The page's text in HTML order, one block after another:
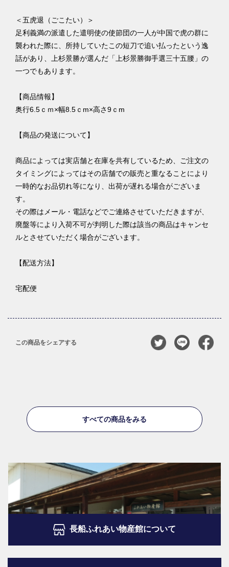
＜五虎退（ごこたい）＞
足利義満の派遣した遣明使の使節団の一人が中国で虎の群に
襲われた際に、所持していたこの短刀で追い払ったという逸
話があり、上杉景勝が選んだ「上杉景勝御手選三十五腰」の
一つでもあります。
【商品情報】
奥行6.5ｃｍ×幅8.5ｃm×高さ9ｃm
【商品の発送について】
商品によっては実店舗と在庫を共有しているため、ご注文の
タイミングによってはその店舗での販売と重なることにより
一時的なお品切れ等になり、出荷が遅れる場合がございま
す。
その際はメール・電話などでご連絡させていただきますが、
廃盤等により入荷不可が判明した際は該当の商品はキャンセ
ルとさせていただく場合がございます。
【配送方法】
宅配便
この商品をシェアする
すべての商品をみる
長船ふれあい物産館について